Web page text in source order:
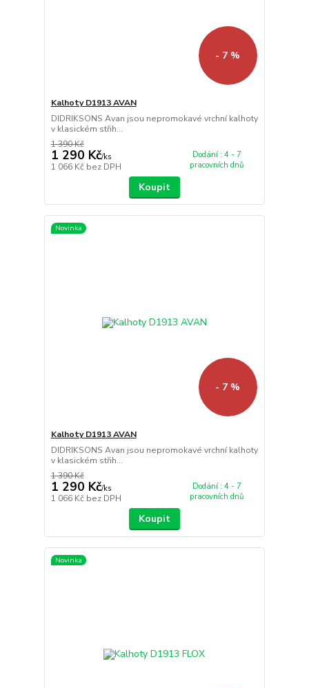
- 7 %
Kalhoty D1913 AVAN
DIDRIKSONS Avan jsou nepromokavé vrchní kalhoty
v klasickém střih...
1 390 Kč
1 290 Kč/ks
1 066 Kč bez DPH
Dodání : 4 - 7
pracovních dnů
Koupit
Novinka
- 7 %
Kalhoty D1913 AVAN
DIDRIKSONS Avan jsou nepromokavé vrchní kalhoty
v klasickém střih...
1 390 Kč
1 290 Kč/ks
1 066 Kč bez DPH
Dodání : 4 - 7
pracovních dnů
Koupit
Novinka